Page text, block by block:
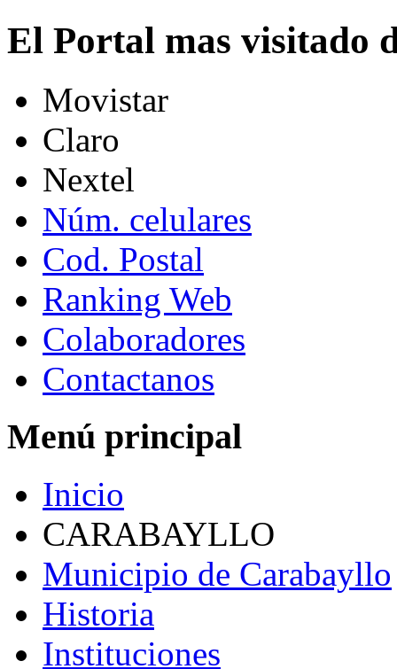
El Portal mas visitado
Movistar
Claro
Nextel
Núm. celulares
Cod. Postal
Ranking Web
Colaboradores
Contactanos
Menú principal
Inicio
CARABAYLLO
Municipio de Carabayllo
Historia
Instituciones